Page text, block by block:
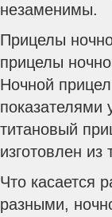
незаменимы.
Прицелы
прицелы
Ночной
титановый
изготовлен
Что касается
разными,